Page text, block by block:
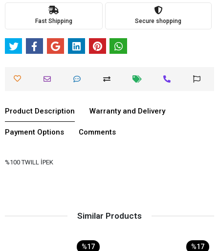
Fast Shipping Secure shopping
Product Description Warranty and Delivery
Payment Options Comments
%100 TWILL İPEK
Similar Products
%17 %17